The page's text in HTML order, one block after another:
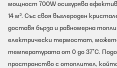
мощност 700W осигурява
14 м². Със своя въглероден
доставя бърза и равномерна
електрически термостат,
температурата от 0 до 37°C.
пространство с отоплител,